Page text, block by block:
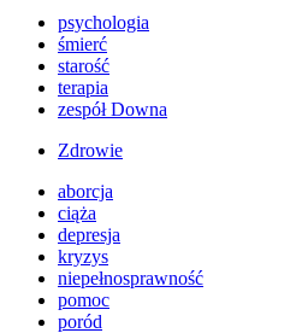
psychologia
śmierć
starość
terapia
zespół Downa
Zdrowie
aborcja
ciąża
depresja
kryzys
niepełnosprawność
pomoc
poród